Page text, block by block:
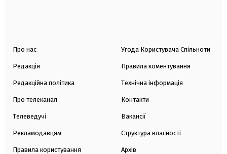
Про нас
Редакція
Редакційна політика
Про телеканал
Телеведучі
Рекламодавцям
Правила користування
Угода Користувача Спільноти
Правила коментування
Технічна інформація
Контакти
Вакансії
Структура власності
Архів